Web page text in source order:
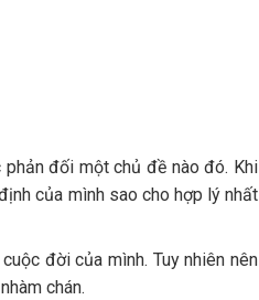
đối một chủ đề nào đó. Khi
của mình sao cho hợp lý nhất
đời của mình. Tuy nhiên nên
chán.